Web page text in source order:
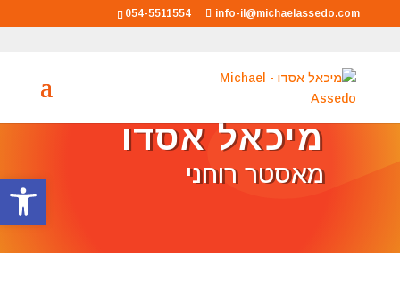
054-5511554 info-il@michaelassedo.com
מיכאל אסדו
מאסטר רוחני פתח